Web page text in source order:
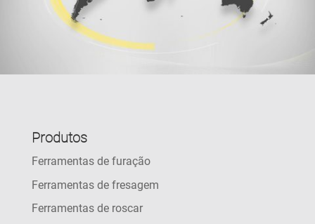
Produtos
Ferramentas de furação
Ferramentas de fresagem
Ferramentas de roscar